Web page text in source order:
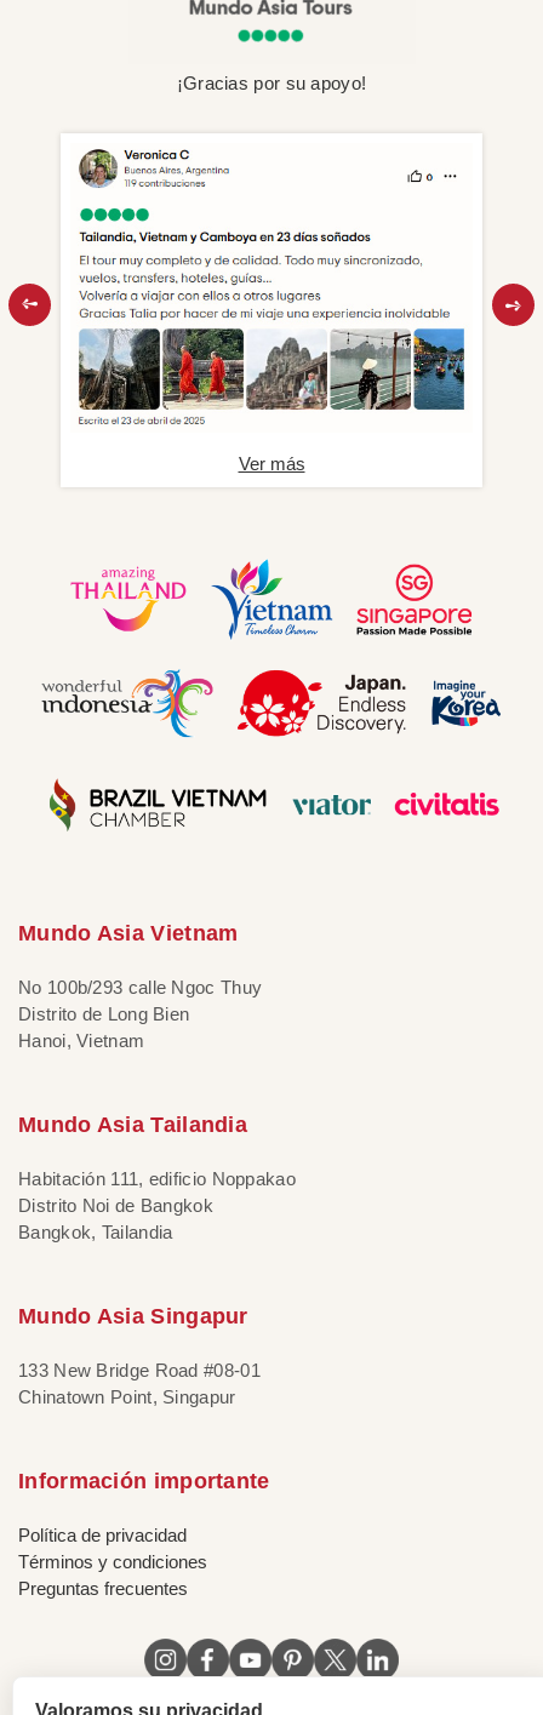
¡Gracias por su apoyo!
Ver más
Mundo Asia Vietnam
No 100b/293 calle Ngoc Thuy
Distrito de Long Bien
Hanoi, Vietnam
Mundo Asia Tailandia
Habitación 111, edificio Noppakao
Distrito Noi de Bangkok
Bangkok, Tailandia
Mundo Asia Singapur
133 New Bridge Road #08-01
Chinatown Point, Singapur
Información importante
Política de privacidad
Términos y condiciones
Preguntas frecuentes
Valoramos su privacidad